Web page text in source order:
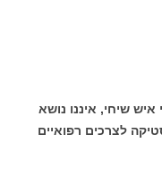
שיחי, איננו נושא
לצרכים רפואיים